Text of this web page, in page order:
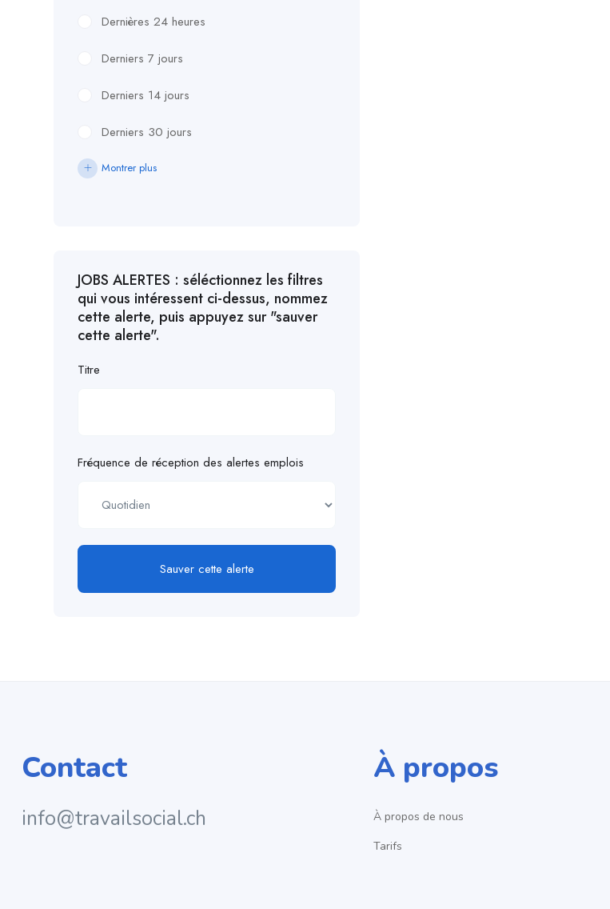
Dernières 24 heures
Derniers 7 jours
Derniers 14 jours
Derniers 30 jours
Montrer plus
JOBS ALERTES : séléctionnez les filtres
qui vous intéressent ci-dessus, nommez
cette alerte, puis appuyez sur "sauver
cette alerte".
Titre
Fréquence de réception des alertes emplois
Sauver cette alerte
Contact
info@travailsocial.ch
À propos
À propos de nous
Tarifs